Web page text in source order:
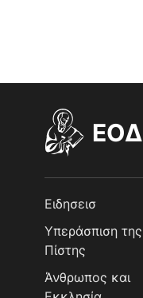
EOΔ
Ειδησεισ
Υπεράσπιση της
Πίστης
Άνθρωπος και